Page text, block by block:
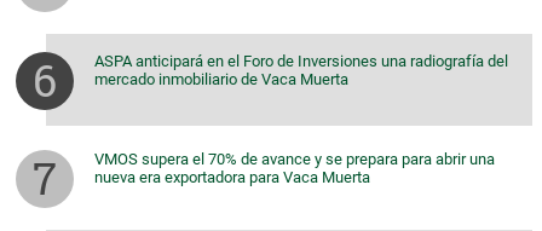
ASPA anticipará en el Foro de Inversiones una radiografía del
mercado inmobiliario de Vaca Muerta
VMOS supera el 70% de avance y se prepara para abrir una
nueva era exportadora para Vaca Muerta